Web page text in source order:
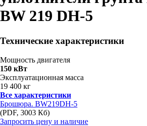
BW 219 DH-5
Технические характеристики
Мощность двигателя
150 кВт
Эксплуатационная масса
19 400 кг
Все характеристики
Брошюра. BW219DH-5
(PDF, 3003 Кб)
Запросить цену и наличие